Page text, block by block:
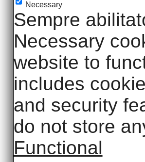
Necessary
Sempre
Necessary
website to
includes
and security
do not store
Functional